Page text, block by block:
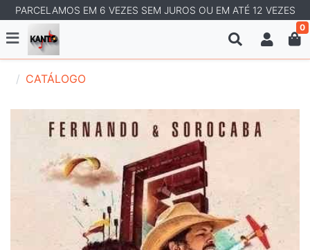
PARCELAMOS EM 6 VEZES SEM JUROS OU EM ATÉ 12 VEZES
0
CATÁLOGO